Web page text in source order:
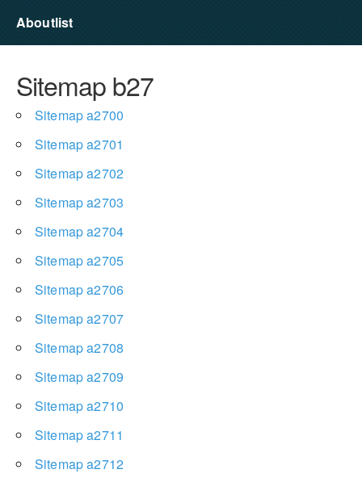
Aboutlist
Sitemap b27
Sitemap a2700
Sitemap a2701
Sitemap a2702
Sitemap a2703
Sitemap a2704
Sitemap a2705
Sitemap a2706
Sitemap a2707
Sitemap a2708
Sitemap a2709
Sitemap a2710
Sitemap a2711
Sitemap a2712